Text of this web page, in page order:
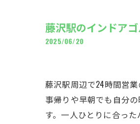
藤沢駅のインドア
2025/06/20
藤沢駅周辺で24時間営
事帰りや早朝でも自分
す。一人ひとりに合っ